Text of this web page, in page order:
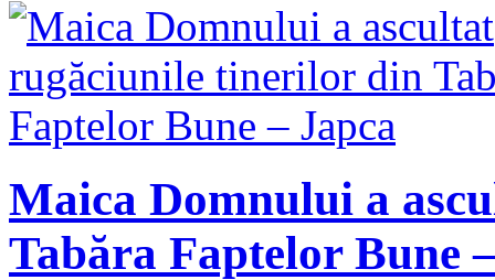
Maica Domnului a
Tabăra Faptelor Bune